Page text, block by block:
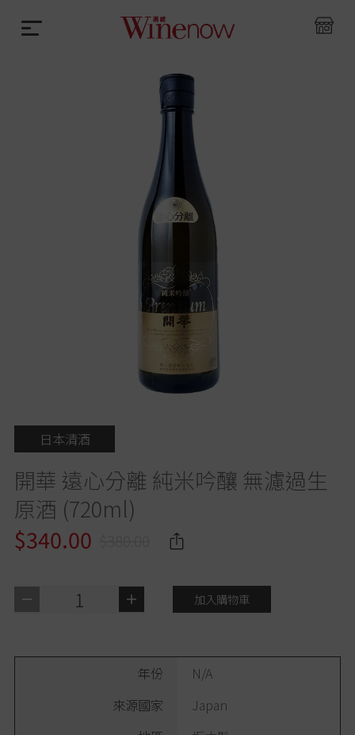
日本清酒
開華 遠心分離 純米吟釀 無濾過生
原酒 (720ml)
$340.00
1 加入購物車
年份
N/A
來源國家
Japan